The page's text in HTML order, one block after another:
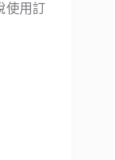
使用訂